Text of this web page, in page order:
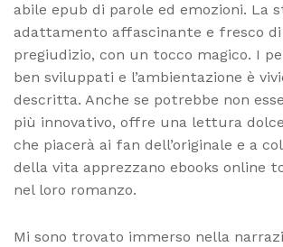
abile epub di parole ed emozioni. La
adattamento affascinante e fresco di
pregiudizio, con un tocco magico. I
ben sviluppati e l’ambientazione è
descritta. Anche se potrebbe non
più innovativo, offre una lettura
che piacerà ai fan dell’originale e a
della vita apprezzano ebooks online
nel loro romanzo.
Mi sono trovato immerso nella